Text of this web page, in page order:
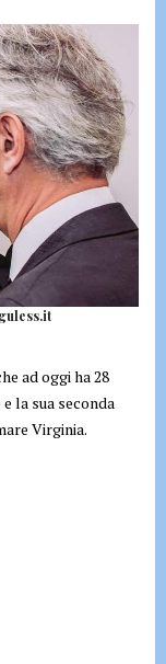
ad oggi ha 28
la sua seconda
Virginia.